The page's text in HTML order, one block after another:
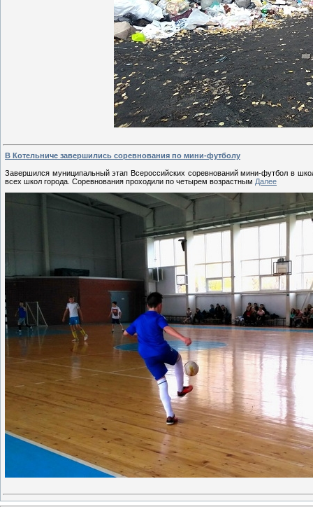
В Котельниче завершились соревнования по мини-футболу
Завершился муниципальный этап Всероссийских соревнований мини-футбол в
всех школ города. Соревнования проходили по четырем возрастным Далее